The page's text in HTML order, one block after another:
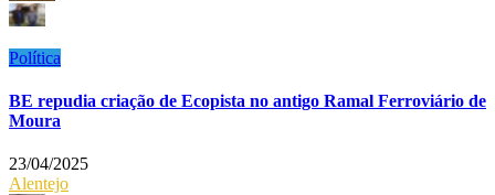
Política
BE repudia criação de Ecopista no antigo Ramal Ferroviário de
Moura
23/04/2025
Alentejo